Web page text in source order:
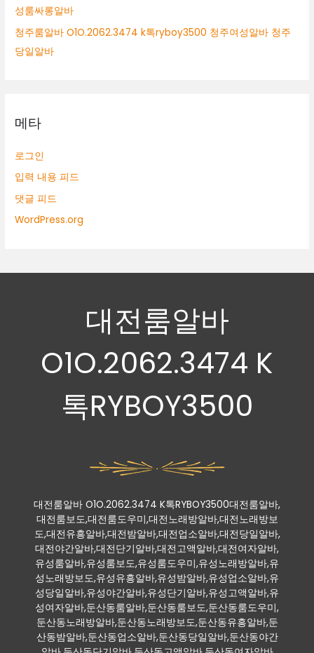
성룸싸롱알바
청주룸알바 O1O.2062.3474 k톡ryboy3500 청주여성알바 청주
당일알바
메타
로그인
입력 내용 피드
댓글 피드
WordPress.org
대전룸알바
O1O.2062.3474 K
톡RYBOY3500
대전룸알바 O1O.2062.3474 K톡RYBOY3500대전룸알바,
대전룸보도,대전룸도우미,대전노래방알바,대전노래방보
도,대전유흥알바,대전밤알바,대전업소알바,대전당일알바,
대전야간알바,대전단기알바,대전고액알바,대전여자알바,
유성룸알바,유성룸보도,유성룸도우미,유성노래방알바,유
성노래방보도,유성유흥알바,유성밤알바,유성업소알바,유
성당일알바,유성야간알바,유성단기알바,유성고액알바,유
성여자알바,둔산동룸알바,둔산동룸보도,둔산동룸도우미,
둔산동노래방알바,둔산동노래방보도,둔산동유흥알바,둔
산동밤알바,둔산동업소알바,둔산동당일알바,둔산동야간